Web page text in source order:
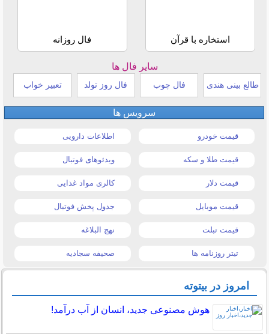
استخاره با قرآن فال روزانه
سایر فال ها
طالع بینی هندی فال چوب فال روز تولد تعبیر خواب
سرویس ها
قیمت خودرو اطلاعات دارویی
قیمت طلا و سکه ویدئوهای فوتبال
قیمت دلار کالری مواد غذایی
قیمت موبایل جدول پخش فوتبال
قیمت تبلت نهج البلاغه
تیتر روزنامه ها صحیفه سجادیه
امروز در بیتوته
هوش مصنوعی جدید، انسان از آب درآمد!